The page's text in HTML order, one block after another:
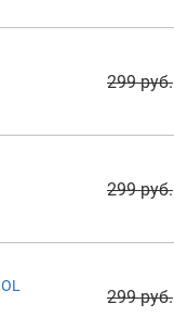
299 руб.
299 руб.
299 руб.